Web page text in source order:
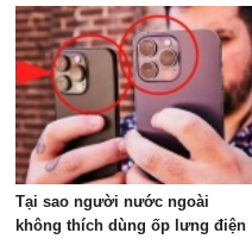
Tại sao người nước ngoài
không thích dùng ốp lưng điện